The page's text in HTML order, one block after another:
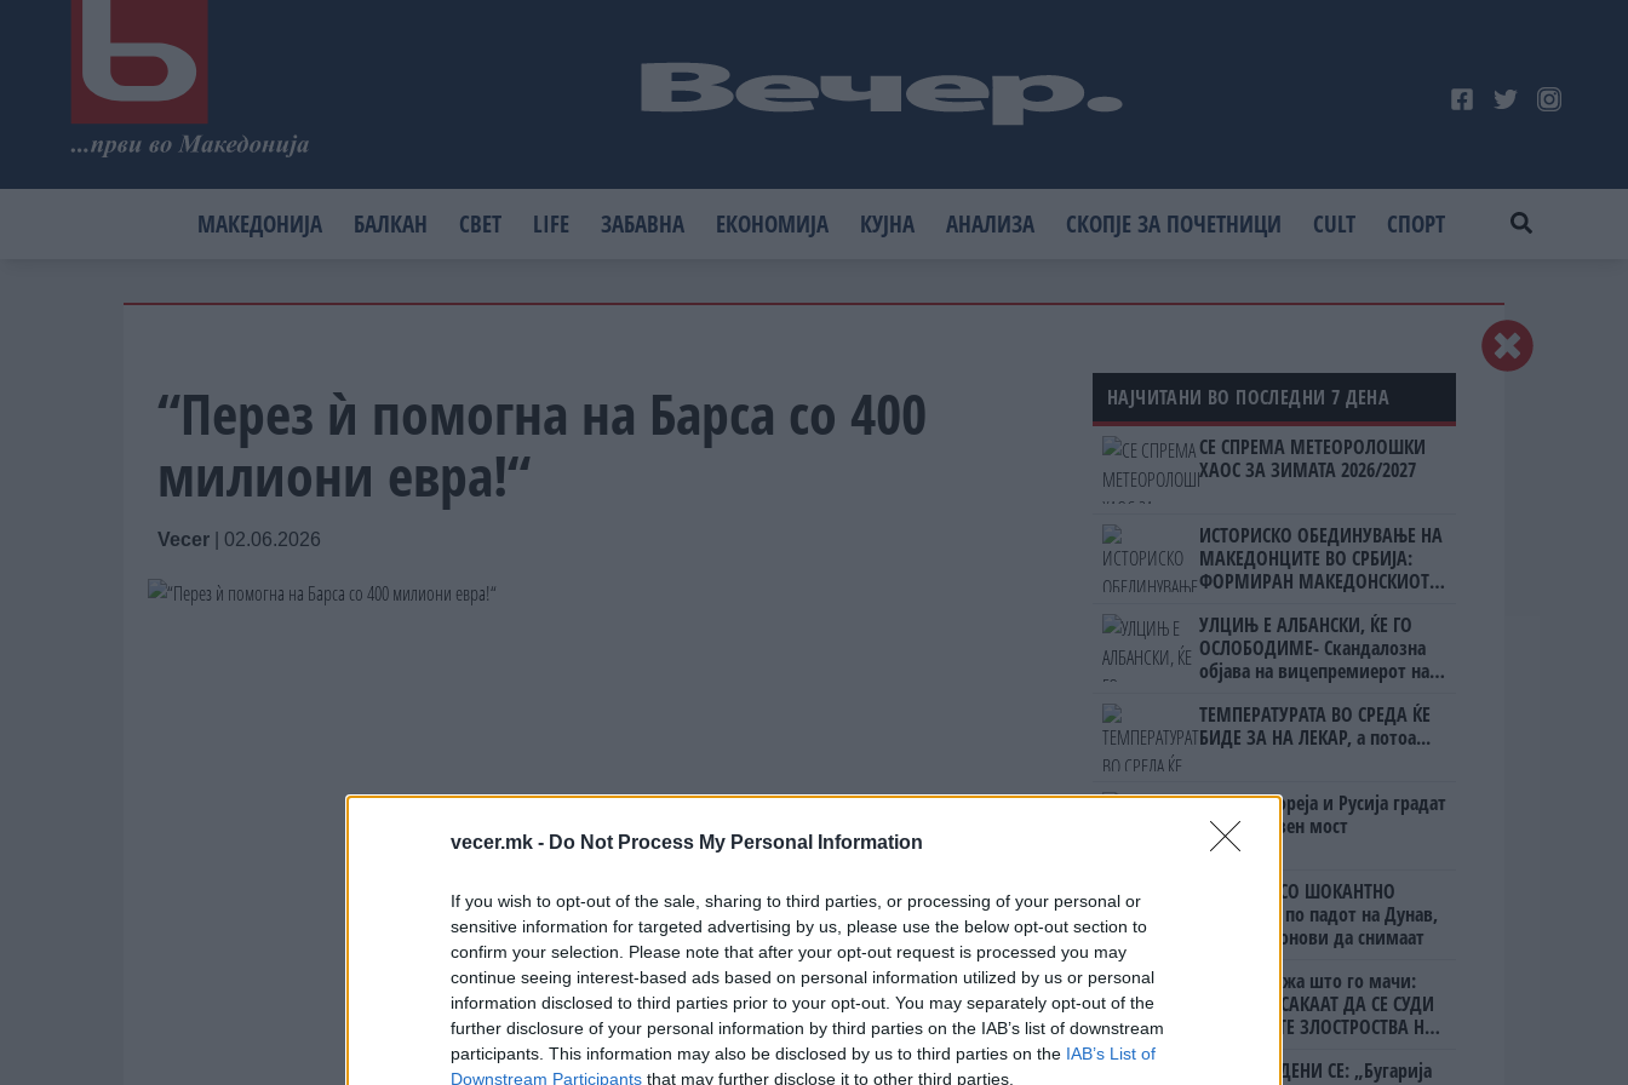
vecer.mk - Do Not Process My Personal Information
If you wish to opt-out of the sale, sharing to third parties, or processing of your personal or
sensitive information for targeted advertising by us, please use the below opt-out section to
confirm your selection. Please note that after your opt-out request is processed you may
continue seeing interest-based ads based on personal information utilized by us or personal
information disclosed to third parties prior to your opt-out. You may separately opt-out of the
further disclosure of your personal information by third parties on the IAB’s list of downstream
participants. This information may also be disclosed by us to third parties on the IAB’s List of
Downstream Participants that may further disclose it to other third parties.
МАКЕДОНИЈА БАЛКАН СВЕТ LIFE ЗАБАВНА ЕКОНОМИЈА КУЈНА АНАЛИЗА СКОПЈЕ ЗА ПОЧЕТНИЦИ CULT СПОРТ
“Перез ѝ помогна на Барса со 400
милиони евра!“
Vecer 02.06.2026
НАЈЧИТАНИ ВО ПОСЛЕДНИ 7 ДЕНА
СЕ СПРЕМА МЕТЕОРОЛОШКИ
ХАОС ЗА ЗИМАТА 2026/2027
ИСТОРИСКО ОБЕДИНУВАЊЕ НА
МАКЕДОНЦИТЕ ВО СРБИЈА:
ФОРМИРАН МАКЕДОНСКИОТ
УЛЦИЊ Е АЛБАНСКИ, ЌЕ ГО
ОСЛОБОДИМЕ- Скандалозна
објава на вицепремиерот на
ТЕМПЕРАТУРАТА ВО СРЕДА ЌЕ
БИДЕ ЗА НА ЛЕКАР, а потоа...
Северна Кореја и Русија градат
мистериозен мост
БУГАРИТЕ СО ШОКАНТНО
ОТКРИТИЕ по падот на Дунав,
кренаа дронови да снимаат
Ахмети кажа што го мачи:
СЛУШАМ, САКААТ ДА СЕ СУДИ
ЗА ВОЕНИТЕ ЗЛОСТРОСТВА НА
ПРЕДУПРЕДЕНИ СЕ: „Бугарија